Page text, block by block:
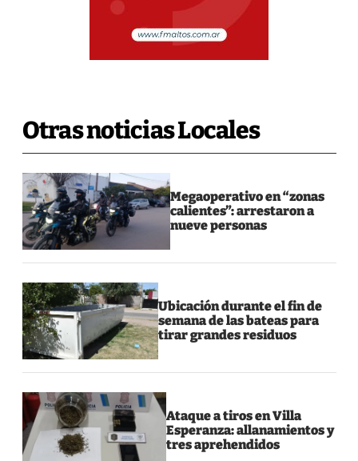
Otras noticias Locales
Megaoperativo en “zonas
calientes”: arrestaron a
nueve personas
Ubicación durante el fin de
semana de las bateas para
tirar grandes residuos
Ataque a tiros en Villa
Esperanza: allanamientos y
tres aprehendidos